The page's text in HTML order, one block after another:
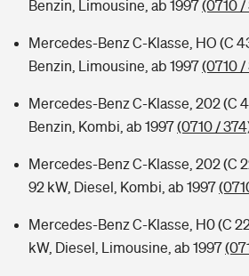
Benzin, Limousine, ab 1997(0710 /
Mercedes-Benz C-Klasse, HO (C
Benzin, Limousine, ab 1997(0710 /
Mercedes-Benz C-Klasse, 202 (C
Benzin, Kombi, ab 1997(0710 /
Mercedes-Benz C-Klasse, 202 (C
92 kW, Diesel, Kombi, ab 1997
Mercedes-Benz C-Klasse, H0 (C
kW, Diesel, Limousine, ab 1997